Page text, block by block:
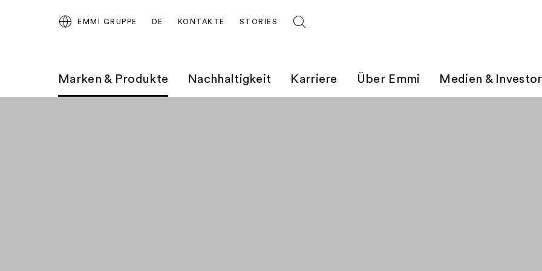
Marken & Produkte Nachhaltigkeit Karriere Über Emmi Medien &
EMMI GRUPPE DE KONTAKTE STORIES